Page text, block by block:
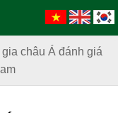
châu Á đánh giá